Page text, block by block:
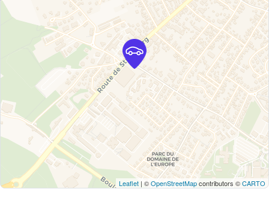
Leaflet | ©OpenStreetMapcontributors ©CARTO